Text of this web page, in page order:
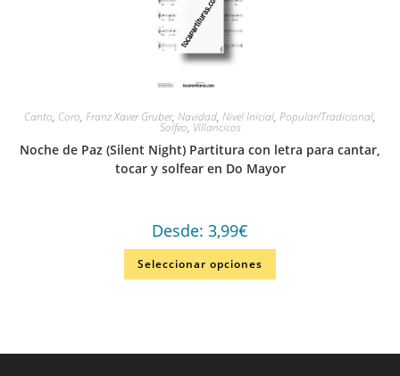
Canto, Coro, Franz Xaver Gruber, Navidad, Nivel Inicial, Popular/Tradicional,
Solfeo, Villancicos
Noche de Paz (Silent Night) Partitura con letra para cantar,
tocar y solfear en Do Mayor
Desde: 3,99€
Seleccionar opciones